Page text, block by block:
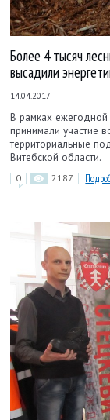
Более 4 тысяч
высадили
14.04.2017
В рамках ежегодной
принимали участие
территориальные
Витебской области.
0 2187